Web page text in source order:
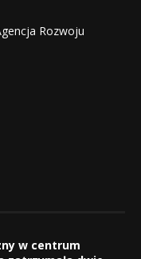
Rozwoju
w centrum